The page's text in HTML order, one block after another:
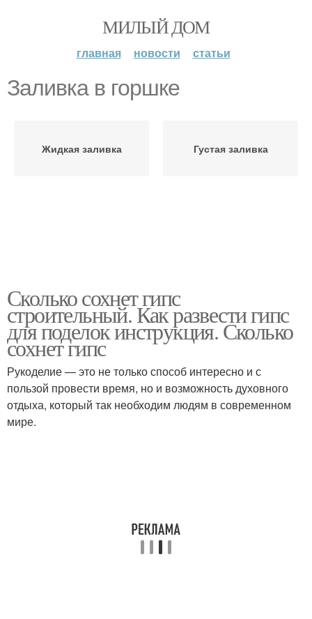
МИЛЫЙ ДОМ
главная новости статьи
Заливка в горшке
Жидкая заливка Густая заливка
Сколько сохнет гипс
строительный. Как развести гипс
для поделок инструкция. Сколько
сохнет гипс
Рукоделие — это не только способ интересно и с
пользой провести время, но и возможность духовного
отдыха, который так необходим людям в современном
мире.